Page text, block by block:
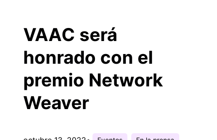
VAAC será
honrado con el
premio Network
Weaver